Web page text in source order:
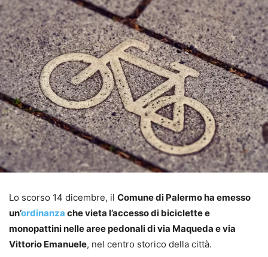
Lo scorso 14 dicembre, il Comune di Palermo ha emesso
un’ordinanza che vieta l’accesso di biciclette e
monopattininelle aree pedonali di via Maqueda e via
Vittorio Emanuele, nel centro storico della città.